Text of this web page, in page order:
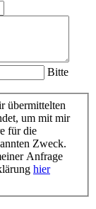
Bitte
übermittelten
um mit mir
für die
Zweck.
Anfrage
hier